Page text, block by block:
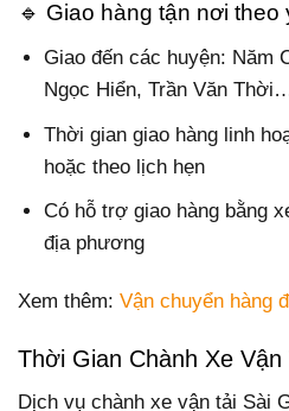
🔹 Giao hàng tận nơi theo
Giao đến các huyện: Năm
Ngọc Hiển, Trần Văn
Thời gian giao hàng linh
hoặc theo lịch hẹn
Có hỗ trợ giao hàng bằng
địa phương
Xem thêm: Vận chuyển hàng
Thời Gian Chành Xe
Dịch vụ chành xe vận tải Sài